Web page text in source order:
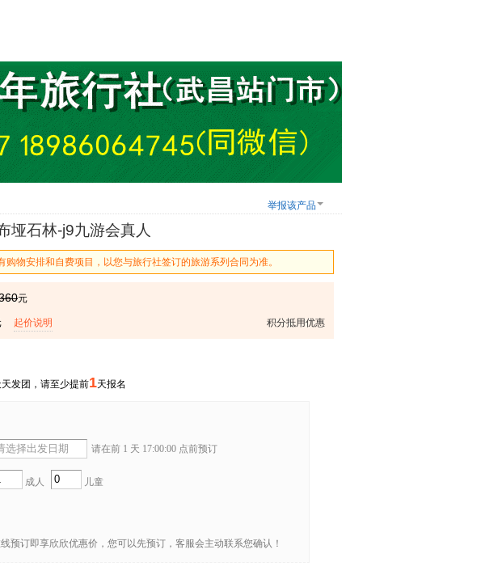
垭石林-j9九游会真人
购物安排和自费项目，以您与旅行社签订的旅游系列合同为准。
元
起价说明 积分抵用优惠
天发团，请至少提前1天报名
请在前 1 天 17:00:00 点前预订
成人 儿童
预订即享欣欣优惠价，您可以先预订，客服会主动联系您确认！
举报该产品